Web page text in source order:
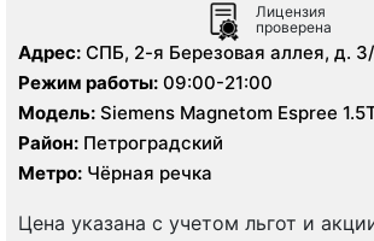
Лицензия
проверена
Адрес: СПБ, 2-я Березовая аллея, д.
Режим работы: 09:00-21:00
Модель: Siemens Magnetom Espree
Magnetom Area 1.5T, КТ 128 срезов, УЗИ
класса, цифровой рентген
Район: Петроградский
Метро: Чёрная речка
Цена указана с учетом льгот и